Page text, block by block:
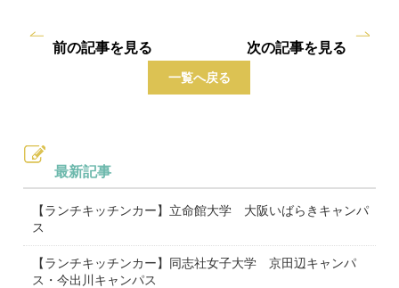
前の記事を見る
一覧へ戻る
次の記事を見る
最新記事
【ランチキッチンカー】立命館大学 大阪いばらきキャンパ
ス
【ランチキッチンカー】同志社女子大学 京田辺キャンパ
ス・今出川キャンパス